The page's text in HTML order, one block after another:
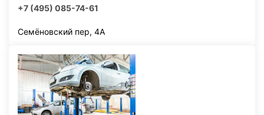
+7 (495) 085-74-61
Семёновский пер, 4А